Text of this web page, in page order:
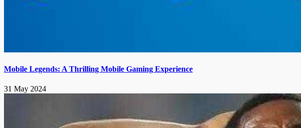
Mobile Legends: A Thrilling Mobile Gaming Experience
31 May 2024